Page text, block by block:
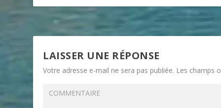
LAISSER UNE RÉPONSE
Votre adresse e-mail ne sera pas publiée. Les champs